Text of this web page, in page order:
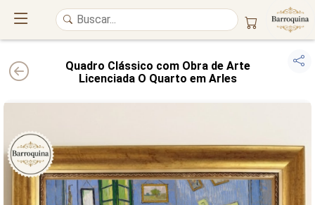
UM ATELIÊ 100% FINE ART
Quadro Clássico com Obra de Arte
Licenciada O Quarto em Arles